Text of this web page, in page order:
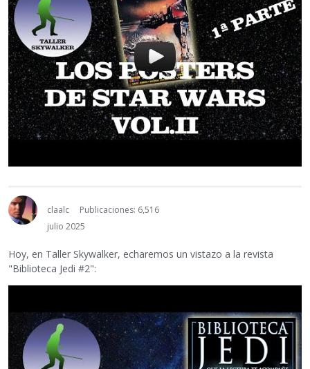
claalc
Publicaciones: 6,516
julio 2025
Hoy, en Taller Skywalker, echaremos un vistazo a la revista
"Biblioteca Jedi #2":